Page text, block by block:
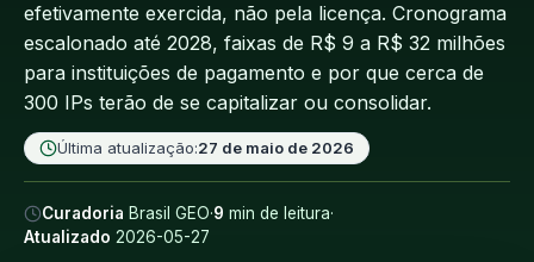
efetivamente exercida, não pela licença. Cronograma
escalonado até 2028, faixas de R$ 9 a R$ 32 milhões
para instituições de pagamento e por que cerca de
300 IPs terão de se capitalizar ou consolidar.
Última atualização:27 de maio de 2026
Curadoria Brasil GEO·9 min de leitura·
Atualizado 2026-05-27